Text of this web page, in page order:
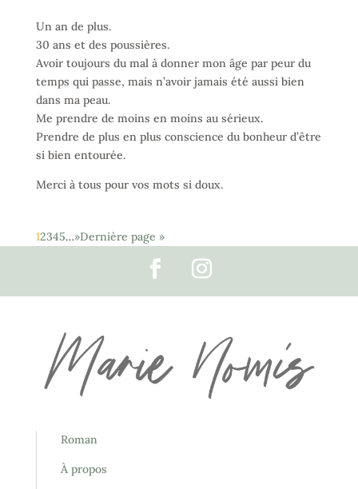
Un an de plus.
30 ans et des poussières.
Avoir toujours du mal à donner mon âge par peur du
temps qui passe, mais n’avoir jamais été aussi bien
dans ma peau.
Me prendre de moins en moins au sérieux.
Prendre de plus en plus conscience du bonheur d’être
si bien entourée.
Merci à tous pour vos mots si doux.
12345…»Dernière page »
Roman
À propos